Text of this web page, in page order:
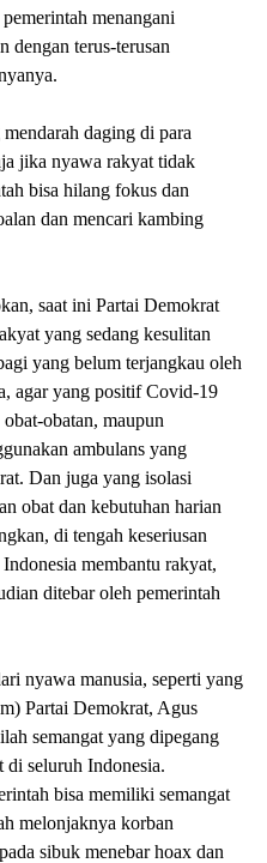
menangani
dengan terus-terusan
daging di para
jika nyawa rakyat tidak
bisa hilang fokus dan
dan mencari kambing
saat ini Partai Demokrat
yang sedang kesulitan
yang belum terjangkau oleh
agar yang positif Covid-19
obatan, maupun
ambulans yang
Dan juga yang isolasi
obat dan kebutuhan harian
di tengah keseriusan
membantu rakyat,
ditebar oleh pemerintah
nyawa manusia, seperti yang
Partai Demokrat, Agus
semangat yang dipegang
di seluruh Indonesia.
bisa memiliki semangat
melonjaknya korban
sibuk menebar hoax dan